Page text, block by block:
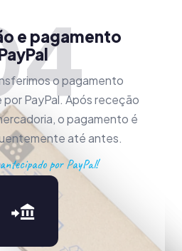
e pagamento
o pagamento
PayPal. Após receção
o pagamento é
até antes.
por PayPal!